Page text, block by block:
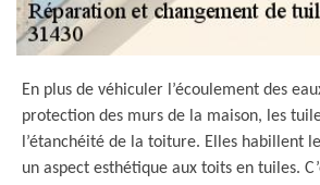
En plus de véhiculer l’écoulement des
protection des murs de la maison, les
l’étanchéité de la toiture. Elles habillent
un aspect esthétique aux toits en tuiles.